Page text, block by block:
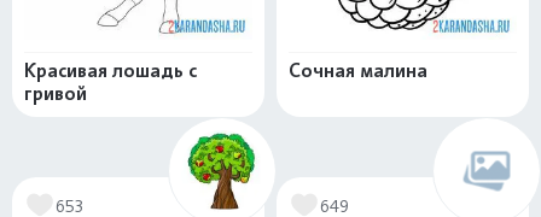
Красивая лошадь с
гривой
Сочная малина
653 649